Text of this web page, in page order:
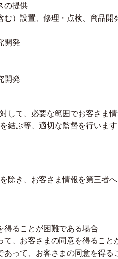
の提供
む）設置、修理・点検、商品開
開発
開発
して、必要な範囲でお客さま
結ぶ等、適切な監督を行います
除き、お客さま情報を第三者
得ることが困難である場合
て、お客さまの同意を得ること
あって、お客さまの同意を得る